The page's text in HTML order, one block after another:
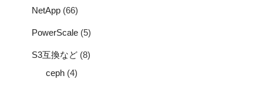
NetApp (66)
PowerScale (5)
S3互換など (8)
ceph (4)